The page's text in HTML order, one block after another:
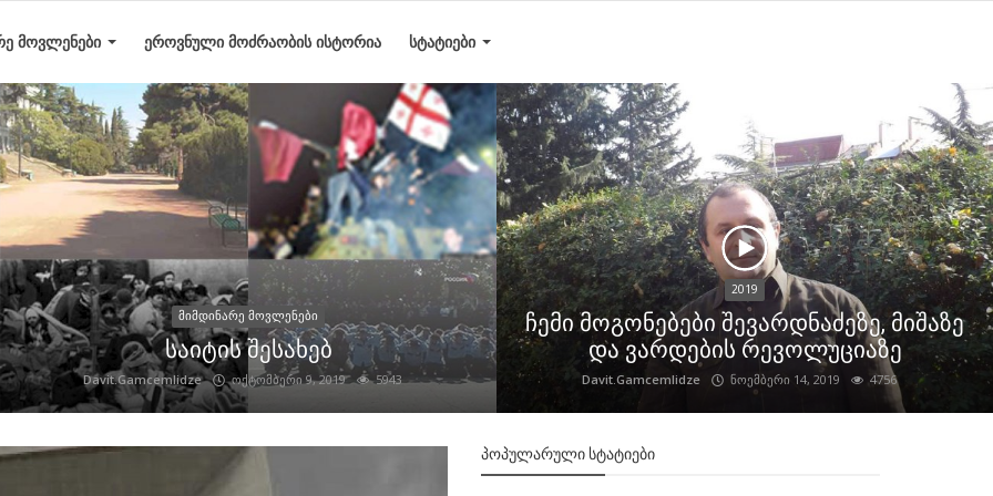
ᲛᲝᲕᲚᲔᲜᲔᲑᲘ ᲔᲠᲝᲕᲜᲣᲚᲘ ᲛᲝᲫᲠᲐᲝᲑᲘᲡ ᲘᲡᲢᲝᲠᲘᲐ ᲡᲢᲐᲢᲘᲔᲑᲘ
მიმდინარე მოვლენები
საიტის შესახებ
Davit.Gamcemlidze ოქტომბერი 9, 2019 5943
2019
ჩემი მოგონებები შევარდნაძეზე, მიშაზე
და ვარდების რევოლუციაზე
Davit.Gamcemlidze ნოემბერი 14, 2019 4756
ᲞᲝᲞᲣᲚᲐᲠᲣᲚᲘ ᲡᲢᲐᲢᲘᲔᲑᲘ